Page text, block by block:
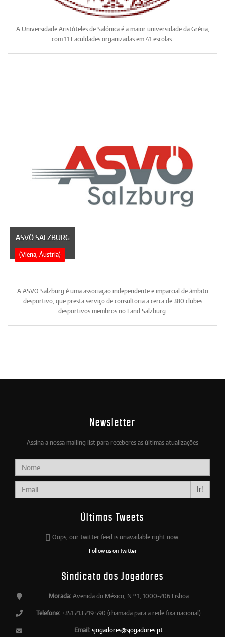
A Universidade Aristóteles de Salónica é a maior universidade da Grécia,
com 11 Faculdades organizadas em 41 escolas.
ASVÖ SALZBURG
(Viena, Áustria)
A ASVÖ Salzburg é uma associação independente e imparcial de âmbito
desportivo, que presta serviço de consultoria a cerca de 380 clubes
desportivos membros no Land Salzburg.
Newsletter
Assina a nossa mailing list para receberes as últimas atualizações
Ir!
Últimos Tweets
Oops, our twitter feed is unavailable right now.
Follow us on Twitter
Sindicato dos Jogadores
Morada:Avenida do México, N.º 1, 1000-206 Lisboa
Telefone: +351 213 219 590 (chamada para a rede fixa nacional)
Email: sjogadores@sjogadores.pt